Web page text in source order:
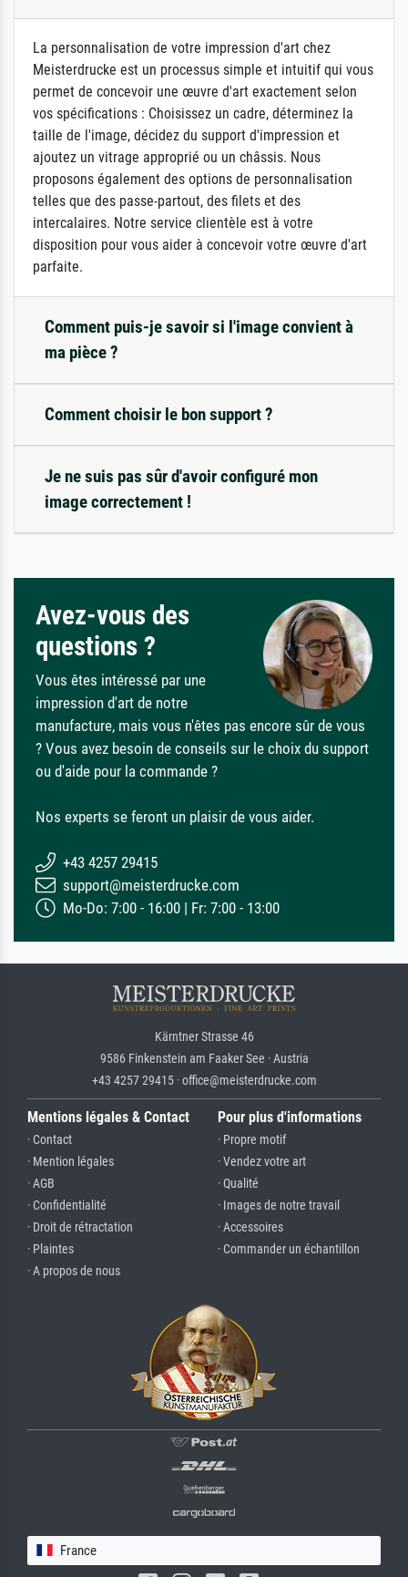
La personnalisation de votre impression d'art chez
Meisterdrucke est un processus simple et intuitif qui vous
permet de concevoir une œuvre d'art exactement selon
vos spécifications : Choisissez un cadre, déterminez la
taille de l'image, décidez du support d'impression et
ajoutez un vitrage approprié ou un châssis. Nous
proposons également des options de personnalisation
telles que des passe-partout, des filets et des
intercalaires. Notre service clientèle est à votre
disposition pour vous aider à concevoir votre œuvre d'art
parfaite.
Comment puis-je savoir si l'image convient à
ma pièce ?
Comment choisir le bon support ?
Je ne suis pas sûr d'avoir configuré mon
image correctement !
Avez-vous des
questions ?
Vous êtes intéressé par une
impression d'art de notre
manufacture, mais vous n'êtes pas encore sûr de vous
? Vous avez besoin de conseils sur le choix du support
ou d'aide pour la commande ?
Nos experts se feront un plaisir de vous aider.
+43 4257 29415
support@meisterdrucke.com
Mo-Do: 7:00 - 16:00 | Fr: 7:00 - 13:00
Kärntner Strasse 46
9586 Finkenstein am Faaker See · Austria
+43 4257 29415 · office@meisterdrucke.com
Mentions légales & Contact
· Contact
· Mention légales
· AGB
· Confidentialité
· Droit de rétractation
· Plaintes
· A propos de nous
Pour plus d'informations
· Propre motif
· Vendez votre art
· Qualité
· Images de notre travail
· Accessoires
· Commander un échantillon
France